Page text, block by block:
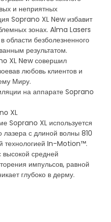
и неприятных
Soprano XL New избавит
зонах. Alma Lasers
области безболезненного
результатом.
XL New совершил
любовь клиентов и
Миру.
на аппарате Soprano
XL
Soprano XL используется
лазера с длиной волны 810
технологией In-Motion™.
высокой средней
импульсов, равной
глубоко в дерму.